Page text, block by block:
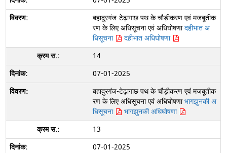
बहादुरगंज-टेढ़ागाछ पथ के चौड़ीकरण एवं मजबूतीक
रण के लिए अधिसूचना एवं अधिघोषणादहीभात अ
धिसूचना
दहीभात अधिघोषणा
14
07-01-2025
बहादुरगंज-टेढ़ागाछ पथ के चौड़ीकरण एवं मजबूतीक
रण के लिए अधिसूचना एवं अधिघोषणाभागझुनकी अ
धिसूचना
भागझुनकी अधिघोषणा
13
07-01-2025